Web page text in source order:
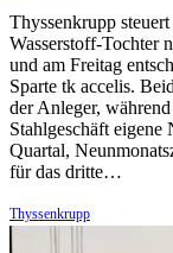
Thyssenkrupp
Wasserstoff-Tochter
und am Freitag
Sparte tk accelis.
der Anleger,
Stahlgeschäft eigene
Quartal,
für das dritte…
Thyssenkrupp